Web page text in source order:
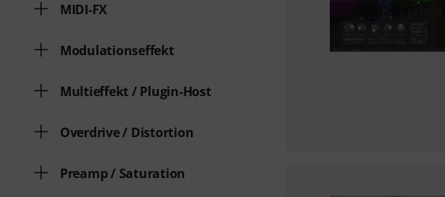
MIDI-FX
Modulationseffekt
Multieffekt / Plugin-Host
Overdrive / Distortion
Preamp / Saturation